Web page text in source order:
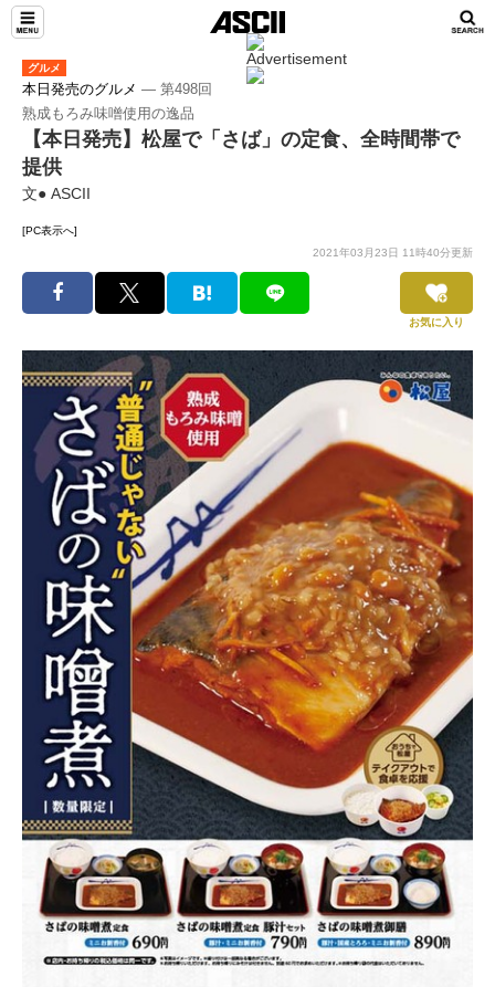
グルメ
本日発売のグルメ ― 第498回
熟成もろみ味噌使用の逸品
【本日発売】松屋で「さば」の定食、全時間帯で
提供
文● ASCII
[PC表示へ]
2021年03月23日 11時40分更新
お気に入り